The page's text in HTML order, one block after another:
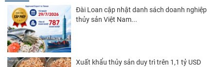
Đài Loan cập nhật danh sách doanh nghiệp
thủy sản Việt Nam...
Xuất khẩu thủy sản duy trì trên 1,1 tỷ USD